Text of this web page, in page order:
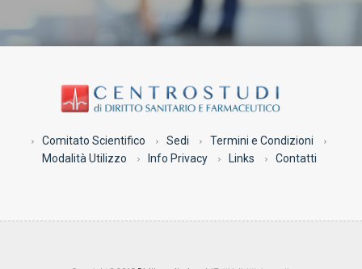
Comitato Scientifico Sedi
Termini e Condizioni
Modalità Utilizzo
Info Privacy Links Contatti